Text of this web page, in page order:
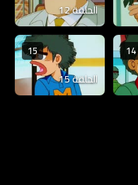
الحلقة 12
14
15
الحلقة 15